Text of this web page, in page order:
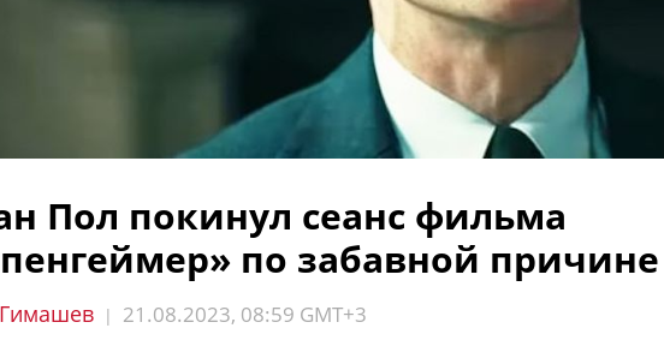
Пол покинул сеанс фильма
по забавной причине
| 21.08.2023, 08:59 GMT+3